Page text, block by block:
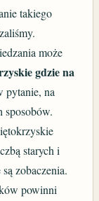
takiego
może
gdzie na
pytanie, na
sposobów.
starych i
zobaczenia.
powinni